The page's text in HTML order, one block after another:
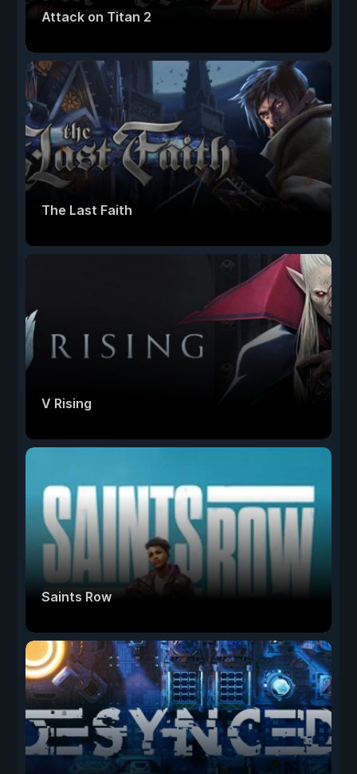
Attack on Titan 2
The Last Faith
V Rising
Saints Row